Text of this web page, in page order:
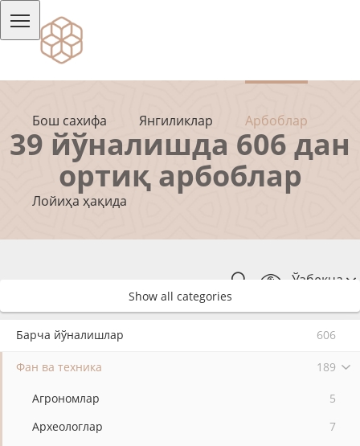
Бош сахифа Янгиликлар Арбоблар
Лойиҳа ҳақида
Ўзбекча
39 йўналишда 606 дан
ортиқ арбоблар
Show all categories
Барча йўналишлар 606
Фан ва техника 189
Агрономлар
5
Археологлар
7